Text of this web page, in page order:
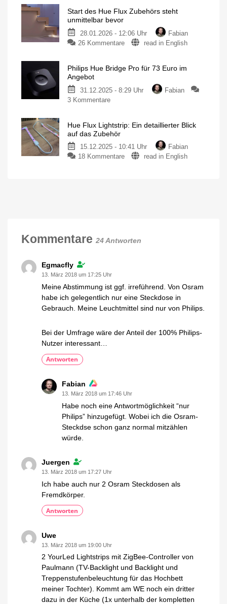
kompatibel
5
zwischen
und
Zubehör
und
Verlängerungen
sind
Mehr
Hue
Start des Hue Flux Zubehörs steht
unmittelbar bevor
28.01.2026 - 12:06 Uhr
Fabian
26 Kommentarezu
Hue
Zubehörs
Erste
read in English
Philips Hue Bridge Pro für 73 Euro im
Angebot
31.12.2025 - 8:29 Uhr
Fabian
3 Kommentarezu
Bridge
Pro
für
73
Hue Flux Lightstrip: Ein detaillierter Blick
auf das Zubehör
15.12.2025 - 10:41 Uhr
Fabian
18 Kommentarezu
Zubehör
Verbinder
read in English
Kommentare 24 Antworten
Egmacfly
13. März 2018 um 17:25 Uhr
Meine Abstimmung ist ggf. irreführend. Von Osram
habe ich gelegentlich nur eine Steckdose in
Gebrauch. Meine Leuchtmittel sind nur von Philips.
Bei der Umfrage wäre der Anteil der 100% Philips-
Nutzer interessant…
Antworten
Fabian
13. März 2018 um 17:46 Uhr
Habe noch eine Antwortmöglichkeit “nur
Philips” hinzugefügt. Wobei ich die Osram-
Steckdse schon ganz normal mitzählen
würde.
Juergen
13. März 2018 um 17:27 Uhr
Ich habe auch nur 2 Osram Steckdosen als
Fremdkörper.
Antworten
Uwe
13. März 2018 um 19:00 Uhr
2 YourLed Lightstrips mit ZigBee-Controller von
Paulmann (TV-Backlight und Backlight und
Treppenstufenbeleuchtung für das Hochbett
meiner Tochter). Kommt am WE noch ein dritter
dazu in der Küche (1x unterhalb der kompletten